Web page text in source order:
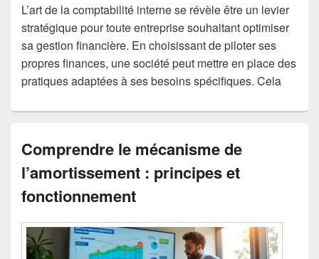
L’art de la comptabilité interne se révèle être un levier
stratégique pour toute entreprise souhaitant optimiser
sa gestion financière. En choisissant de piloter ses
propres finances, une société peut mettre en place des
pratiques adaptées à ses besoins spécifiques. Cela
Comprendre le mécanisme de
l’amortissement : principes et
fonctionnement